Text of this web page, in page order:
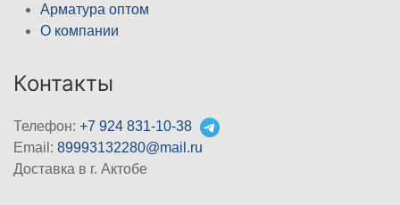
Арматура оптом
О компании
Контакты
Телефон: +7 924 831-10-38
Email: 89993132280@mail.ru
Доставка в г. Актобе